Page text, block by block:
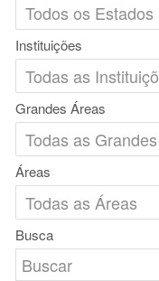
Instituições
Grandes Áreas
Áreas
Busca